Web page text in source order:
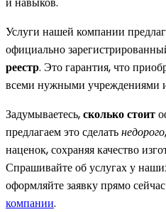
Услуги нашей компании
официально
реестр. Это гарантия, что
всеми нужными учреждениями
Задумываетесь,сколько стоит
предлагаем это сделатьнедорого
наценок, сохраняя качество
Спрашивайте об услугах у
оформляйте заявку прямо
компании.